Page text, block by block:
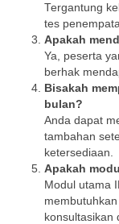
Tergantung
tes
Apakah
Ya, peserta
berhak
Bisakah
bulan?
Anda dapat
tambahan
ketersediaan.
Apakah
Modul utama
konsultasikan